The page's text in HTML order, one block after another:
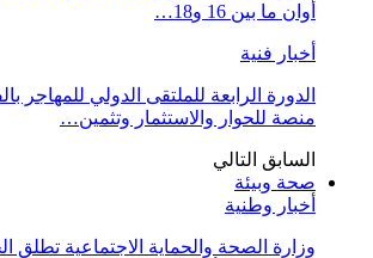
أوان ما بين 16 و18…
أخبار فنية
الدورة الرابعة للملتقى الدولي للمهاجر
منصة للحوار والاستثمار وتثمين…
السابق التالي
صحة وبيئة
أخبار وطنية
وزارة الصحة والحماية الاجتماعية تطلق